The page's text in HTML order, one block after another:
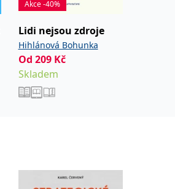
Akce -40%
Lidi nejsou zdroje
Hihlánová Bohunka
Od 209 Kč
Skladem